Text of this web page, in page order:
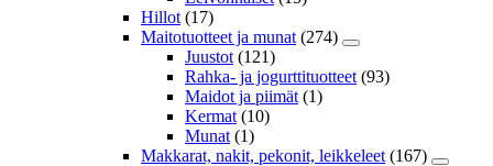
Hillot (17)
Maitotuotteet ja munat (274)
Juustot (121)
Rahka- ja jogurttituotteet (93)
Maidot ja piimät (1)
Kermat (10)
Munat (1)
Makkarat, nakit, pekonit, leikkeleet (167)